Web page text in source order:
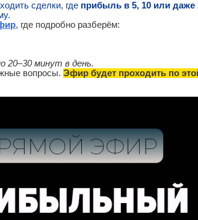
сделки, где прибыль в 5, 10 или даже
, где подробно разберём:
20–30 минут в день.
вопросы. Эфир будет проходить по